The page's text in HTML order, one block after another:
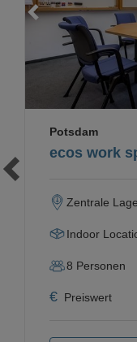
ecos work
Potsdam
Zentrale Lage
Indoor
8 Personen
€ Preiswert